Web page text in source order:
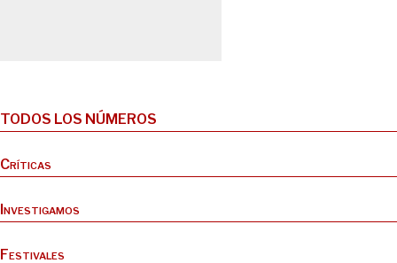
TODOS LOS NÚMEROS
Críticas
Investigamos
Festivales